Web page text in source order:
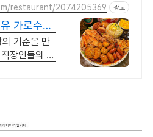
restaurant/2074205369 광고
가로수길
기준을 만
장인들의 성